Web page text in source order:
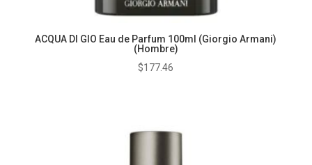
ACQUA DI GIO Eau de Parfum 100ml (Giorgio Armani)
(Hombre)
$177.46